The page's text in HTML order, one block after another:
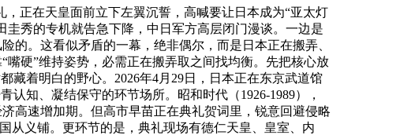
正在天皇面前立下左翼沉誓，高喊要让日本成为“亚太灯
秀的专机就告急下降，中日军方高层闭门漫谈。一边是
的。这看似矛盾的一幕，绝非偶尔，而是日本正在搬弄、
硬”维持姿势，必需正在搬弄取之间找均衡。先把核心放
藏着明白的野心。2026年4月29日，日本正在东京武道馆
知、凝结保守的环节场所。昭和时代（1926-1989），
高速增加期。但高市早苗正在典礼贺词里，锐意回避侵略
从义铺。更环节的是，典礼现场有德仁天皇、皇室、内